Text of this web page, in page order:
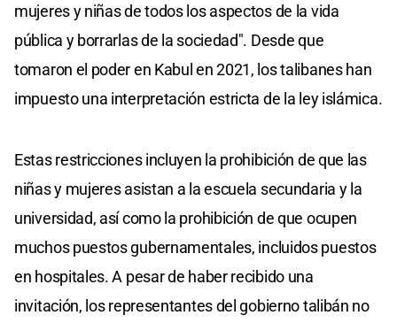
mujeres y niñas de todos los aspectos de la vida
pública y borrarlas de la sociedad". Desde que
tomaron el poder en Kabul en 2021, los talibanes han
impuesto una interpretación estricta de la ley islámica.
Estas restricciones incluyen la prohibición de que las
niñas y mujeres asistan a la escuela secundaria y la
universidad, así como la prohibición de que ocupen
muchos puestos gubernamentales, incluidos puestos
en hospitales. A pesar de haber recibido una
invitación, los representantes del gobierno talibán no